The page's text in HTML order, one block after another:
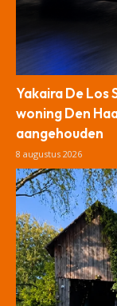
Yakaira De Los
woning Den
aangehouden
8 augustus 2026